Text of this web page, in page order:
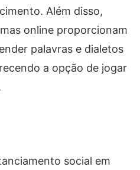
Além disso,
online proporcionam
palavras e dialetos
a opção de jogar
social em